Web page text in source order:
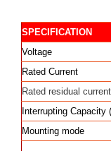
SPECIFICATION
Voltage
Rated Current
Rated residual
Interrupting Capacity
Mounting mode